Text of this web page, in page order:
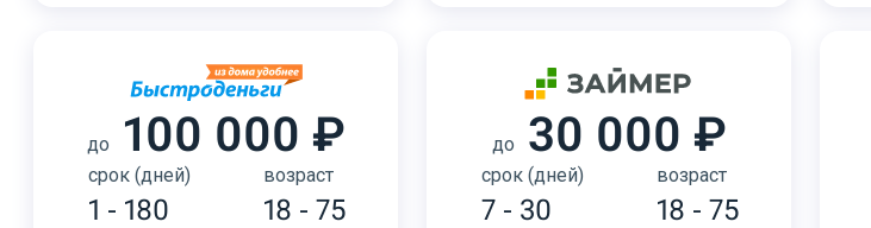
до 100 000 ₽
срок (дней)
1 - 180
возраст
18 - 75
до 30 000 ₽
срок (дней)
7 - 30
возраст
18 - 75